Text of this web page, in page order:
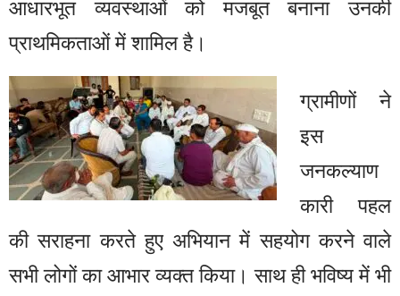
आधारभूत व्यवस्थाओं को मजबूत बनाना उनकी
प्राथमिकताओं में शामिल है।
ग्रामीणों ने
इस
जनकल्याण
कारी पहल
की सराहना करते हुए अभियान में सहयोग करने वाले
सभी लोगों का आभार व्यक्त किया। साथ ही भविष्य में भी